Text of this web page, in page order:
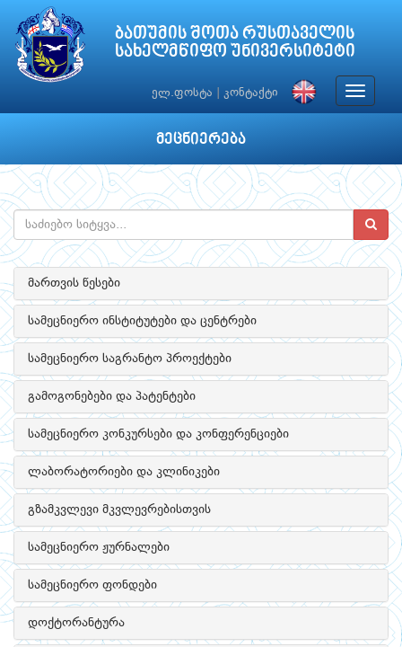
ბათუმის შოთა რუსთაველის
სახელმწიფო უნივერსიტეტი
ელ.ფოსტა კონტაქტი
Toggle
მეცნიერება
მართვის წესები
სამეცნიერო ინსტიტუტები და ცენტრები
სამეცნიერო საგრანტო პროექტები
გამოგონებები და პატენტები
სამეცნიერო კონკურსები და კონფერენციები
ლაბორატორიები და კლინიკები
გზამკვლევი მკვლევრებისთვის
სამეცნიერო ჟურნალები
სამეცნიერო ფონდები
დოქტორანტურა